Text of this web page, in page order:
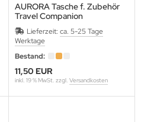
AURORA Tasche f. Zubehör
Travel Companion
Lieferzeit: ca. 5-25 Tage
Werktage
Bestand:
11,50 EUR
inkl. 19 % MwSt. zzgl. Versandkosten